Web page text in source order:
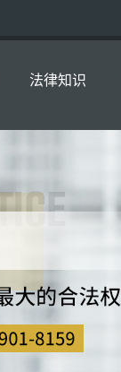
法律知识